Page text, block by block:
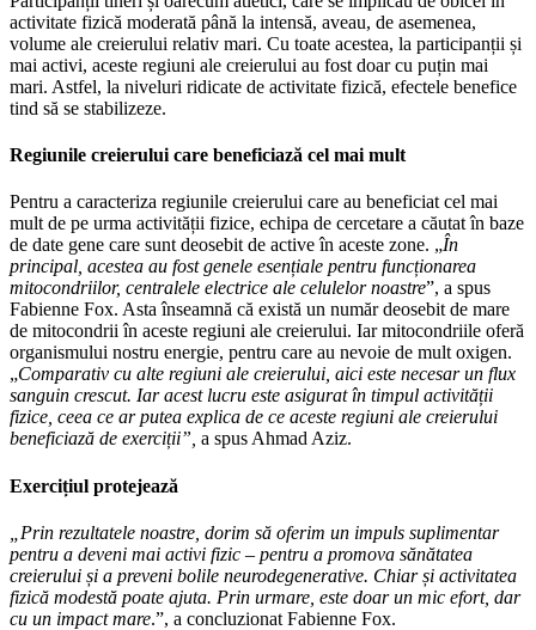
activitate fizică moderată până la intensă, aveau, de asemenea,
volume ale creierului relativ mari. Cu toate acestea, la participanții și
mai activi, aceste regiuni ale creierului au fost doar cu puțin mai
mari. Astfel, la niveluri ridicate de activitate fizică, efectele benefice
tind să se stabilizeze.
Regiunile creierului care beneficiază cel mai mult
Pentru a caracteriza regiunile creierului care au beneficiat cel mai
mult de pe urma activității fizice, echipa de cercetare a căutat în baze
de date gene care sunt deosebit de active în aceste zone. „În
principal, acestea au fost genele esențiale pentru funcționarea
mitocondriilor, centralele electrice ale celulelor noastre”, a spus
Fabienne Fox. Asta înseamnă că există un număr deosebit de mare
de mitocondrii în aceste regiuni ale creierului. Iar mitocondriile oferă
organismului nostru energie, pentru care au nevoie de mult oxigen.
„Comparativ cu alte regiuni ale creierului, aici este necesar un flux
sanguin crescut. Iar acest lucru este asigurat în timpul activității
fizice, ceea ce ar putea explica de ce aceste regiuni ale creierului
beneficiază de exerciții”, a spus Ahmad Aziz.
Exercițiul protejează
„Prin rezultatele noastre, dorim să oferim un impuls suplimentar
pentru a deveni mai activi fizic – pentru a promova sănătatea
creierului și a preveni bolile neurodegenerative. Chiar și activitatea
fizică modestă poate ajuta. Prin urmare, este doar un mic efort, dar
cu un impact mare.”, a concluzionat Fabienne Fox.